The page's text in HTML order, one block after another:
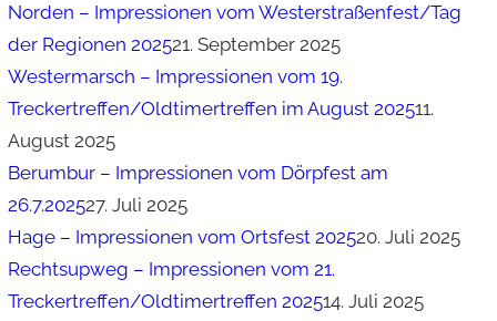
Norden – Impressionen vom Westerstraßenfest/Tag
der Regionen 202521. September 2025
Westermarsch – Impressionen vom 19.
Treckertreffen/Oldtimertreffen im August 202511.
August 2025
Berumbur – Impressionen vom Dörpfest am
26.7.202527. Juli 2025
Hage – Impressionen vom Ortsfest 202520. Juli 2025
Rechtsupweg – Impressionen vom 21.
Treckertreffen/Oldtimertreffen 202514. Juli 2025